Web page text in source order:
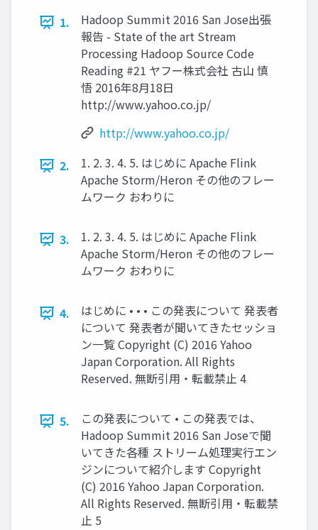
1.
Hadoop Summit 2016 San Jose出張
報告 - State of the art Stream
Processing Hadoop Source Code
Reading #21 ヤフー株式会社 古山 慎
悟 2016年8月18日
http://www.yahoo.co.jp/
http://www.yahoo.co.jp/
2.
1. 2. 3. 4. 5. はじめに Apache Flink
Apache Storm/Heron その他のフレー
ムワーク おわりに
3.
1. 2. 3. 4. 5. はじめに Apache Flink
Apache Storm/Heron その他のフレー
ムワーク おわりに
4.
はじめに • • • この発表について 発表者
について 発表者が聞いてきたセッショ
ン一覧 Copyright (C) 2016 Yahoo
Japan Corporation. All Rights
Reserved. 無断引用・転載禁止 4
5.
この発表について • この発表では、
Hadoop Summit 2016 San Joseで聞
いてきた各種 ストリーム処理実行エン
ジンについて紹介します Copyright
(C) 2016 Yahoo Japan Corporation.
All Rights Reserved. 無断引用・転載禁
止 5